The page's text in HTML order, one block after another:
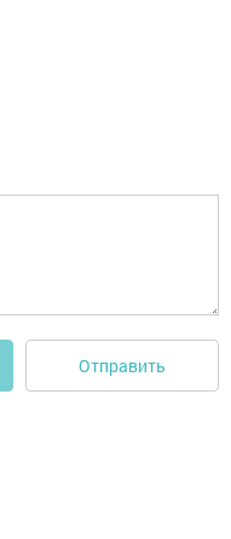
Отправить